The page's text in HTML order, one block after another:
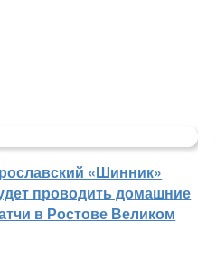
«Шинник»
проводить домашние
в Ростове Великом